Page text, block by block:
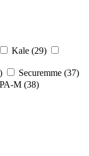
Kale (29)
) Securemme (37)
М (38)